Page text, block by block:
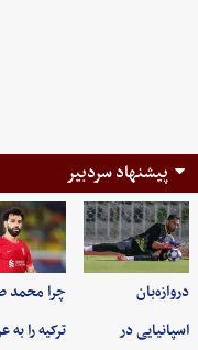
پیشنهاد سردبیر
دروازه‌بان
اسپانیایی در
چرا محمد
ترکیه را به